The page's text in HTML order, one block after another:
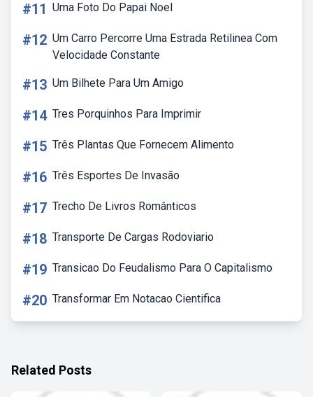
#11 Uma Foto Do Papai Noel
#12 Um Carro Percorre Uma Estrada Retilinea Com
Velocidade Constante
#13 Um Bilhete Para Um Amigo
#14 Tres Porquinhos Para Imprimir
#15 Três Plantas Que Fornecem Alimento
#16 Três Esportes De Invasão
#17 Trecho De Livros Românticos
#18 Transporte De Cargas Rodoviario
#19 Transicao Do Feudalismo Para O Capitalismo
#20 Transformar Em Notacao Cientifica
Related Posts